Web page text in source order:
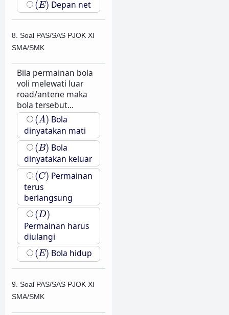
(E) Depan net
8. Soal PAS/SAS PJOK XI
SMA/SMK
Bila permainan bola
voli melewati luar
road/antene maka
bola tersebut...
(A)
(A) Bola
dinyatakan mati
(B)
(B) Bola
dinyatakan keluar
(C)
(C) Permainan
terus
berlangsung
(D)
(D)
Permainan harus
diulangi
(E)
(E) Bola hidup
9. Soal PAS/SAS PJOK XI
SMA/SMK